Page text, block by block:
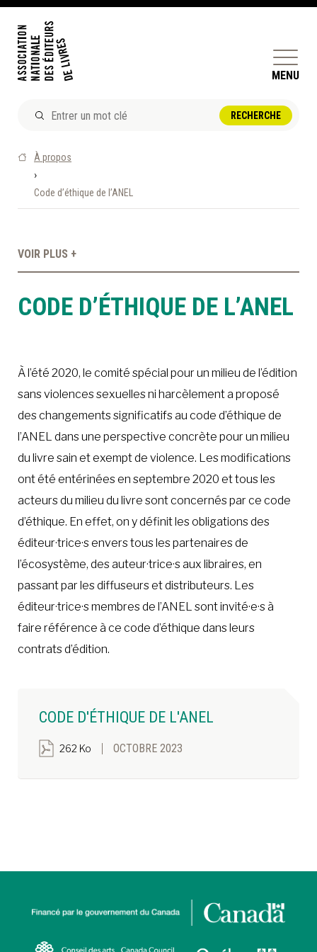
MENU
DOSSIERS ET ENJEUX
ÊTRE ÉDITEUR·TRICE
RÉPERTOIRE DES MEMBRES
CALENDRIER
À PROPOS DEVENIR MEMBRE NOUS JOINDRE
À propos
›
Code d’éthique de l’ANEL
CODE D’ÉTHIQUE DE L’ANEL
À l’été 2020, le comité spécial pour un milieu de l’édition
sans violences sexuelles ni harcèlement a proposé
des changements significatifs au code d’éthique de
l’ANEL dans une perspective concrète pour un milieu
du livre sain et exempt de violence. Les modifications
ont été entérinées en septembre 2020 et tous les
acteurs du milieu du livre sont concernés par ce code
d’éthique. En effet, on y définit les obligations des
éditeur·trice·s envers tous les partenaires de
l’écosystème, des auteur·trice·s aux libraires, en
passant par les diffuseurs et distributeurs. Les
éditeur·trice·s membres de l’ANEL sont invité·e·s à
faire référence à ce code d’éthique dans leurs
contrats d’édition.
CODE D'ÉTHIQUE DE L'ANEL
262 Ko OCTOBRE 2023
VOIR PLUS +